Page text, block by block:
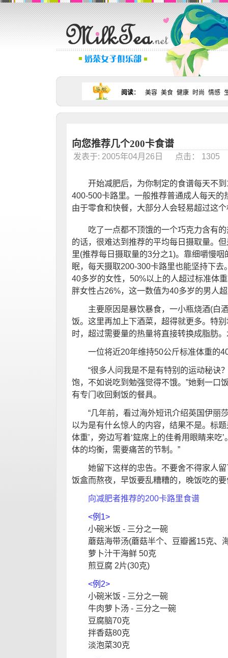
阅读： 美容 美食 健康 时尚 情感
向您推荐几个200卡食谱
发表于: 2005年04月26日 点击： 1305
开始减肥后，为你制定的食谱每天不到
400-500卡路里。一般推荐普通成人每天的
由于零食和快餐，大部分人会轻易超过这
吃了一点都不顶饿的一个巧克力含有的
的话，很难达到推荐的平均每日摄取量。
里(推荐每日摄取量的3分之1)。靠细嚼慢咽
眠，每天摄取200-300卡路里也能坚持下
40多岁的女性，50%以上的人超过标准体
胖女性占26%，这一数值为40多岁的男人
主要原因是暴饮暴食，一小瓶烧酒(白
饭。这里再加上下酒菜，超得就更多。特
时，超过需要量的热量将直接转换成脂肪
一位将近20年维持50公斤标准体重的
“很多人问我是不是有特别的运动秘诀
饱，不如说吃到勉强觉得不饿。”她剩一口
有专门收回剩饭的餐具。
“几年前，看过海外短讯介绍英国伊丽
以为是有什幺惊人的内容，结果不是。标
体重’，旁边写着‘筵席上的佳肴用眼睛来吃
体的均衡，需要痛苦的节制。”
她留下这样的忠告。不要舍不得家人留
饭盒而熬夜，早饭要乱糟糟的，晚饭吃的
向减肥者推荐的200卡路里食谱
<例1>
小碗米饭 - 三分之一碗
蘑菇海带汤(蘑菇半个、豆瓣酱15克、
萝卜汁干海鲜 50克
煎豆腐 2片(30克)
<例2>
小碗米饭 - 三分之一碗
牛肉萝卜汤 - 三分之一碗
豆腐脑70克
拌香菇80克
淡泡菜30克